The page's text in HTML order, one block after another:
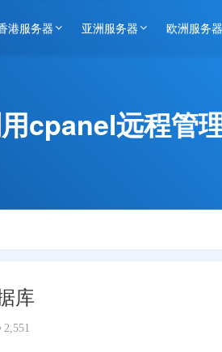
港服务器 亚洲服务器 欧洲服务器
cpanel远程管
库
2,551